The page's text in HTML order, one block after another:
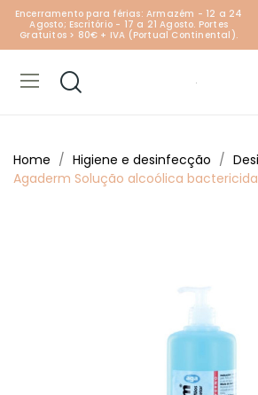
Encerramento para férias: Armazém - 12 a 24
Agosto; Escritório - 17 a 21 Agosto. Portes
Gratuitos > 80€ + IVA (Portual Continental).
Home Higiene e desinfecção
Agaderm Solução alcoólica